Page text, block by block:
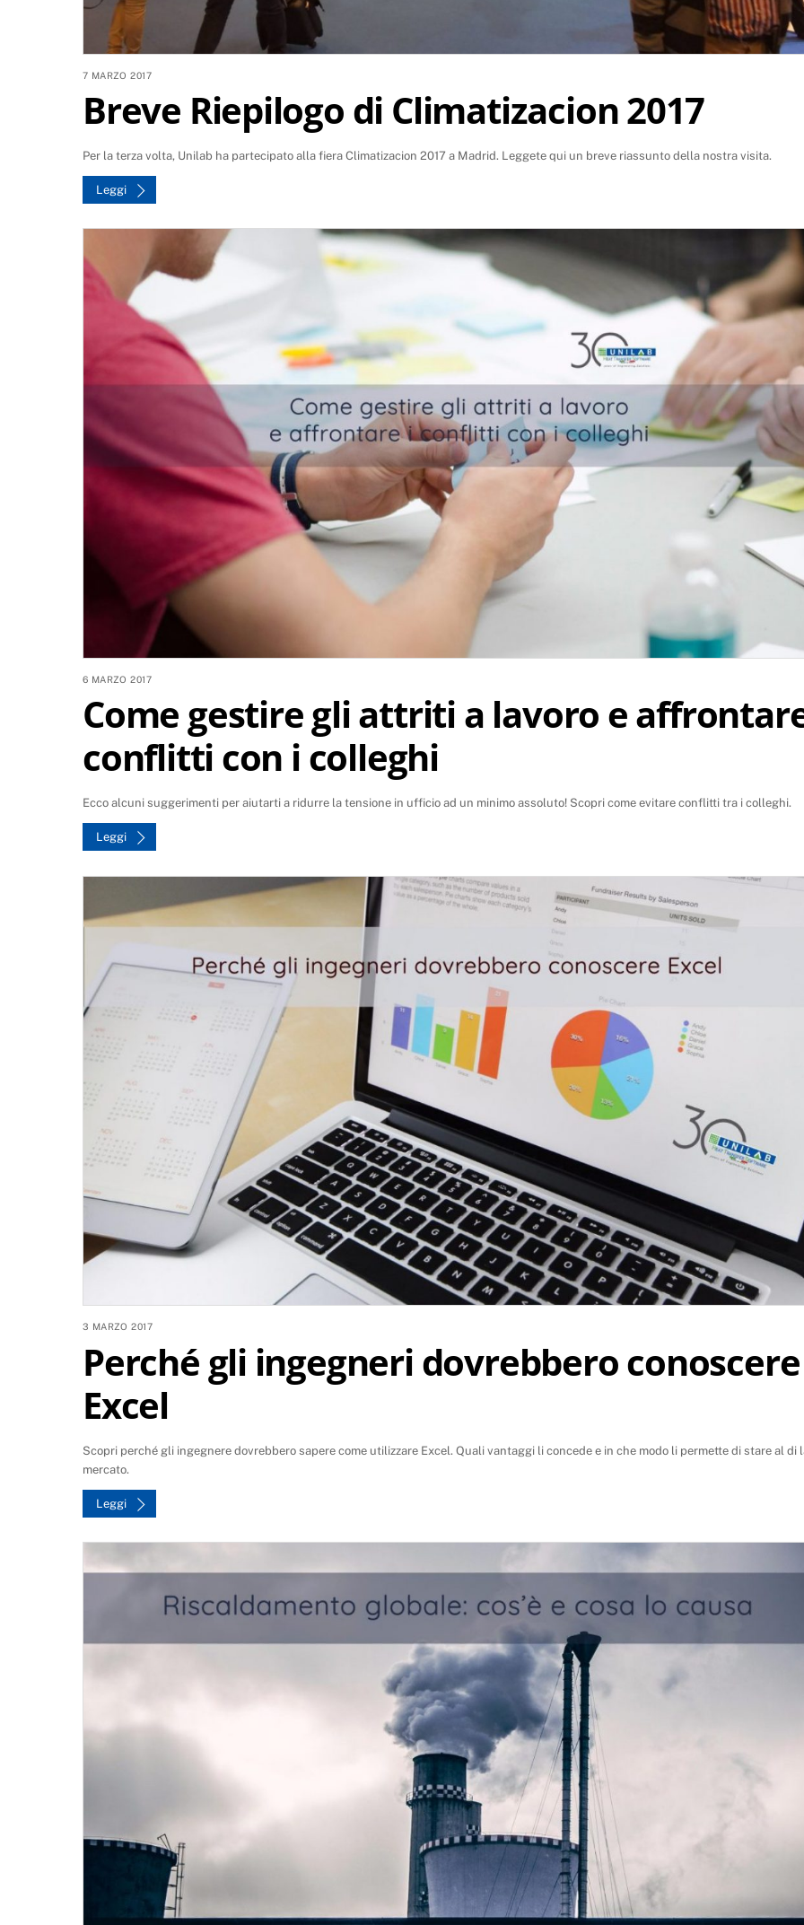
7 MARZO 2017
Breve Riepilogo di Climatizacion 2017
Per la terza volta, Unilab ha partecipato alla fiera Climatizacion 2017 a Madrid. Leggete qui un breve riassunto della nostra visita.
Leggi
6 MARZO 2017
Come gestire gli attriti a lavoro e
conflitti con i colleghi
Ecco alcuni suggerimenti per aiutarti a ridurre la tensione in ufficio ad un minimo assoluto! Scopri come evitare conflitti tra i colleghi.
Leggi
3 MARZO 2017
Perché gli ingegneri dovrebbero conoscere
Excel
Scopri perché gli ingegnere dovrebbero sapere come utilizzare Excel. Quali vantaggi li concede e in che modo li permette di stare al di
mercato.
Leggi